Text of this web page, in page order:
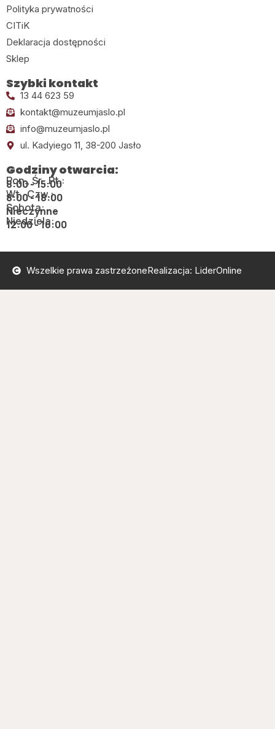
Polityka prywatności
CITiK
Deklaracja dostępności
Sklep
Szybki kontakt
13 44 623 59
kontakt@muzeumjaslo.pl
info@muzeumjaslo.pl
ul. Kadyiego 11, 38-200 Jasło
Godziny otwarcia:
Pon., Śr., Pt.:
8:00 - 15:00
Wt., Czw.:
8:00 - 18:00
Sobota:
Nieczynne
Niedziela:
12:00 - 16:00
Wszelkie prawa zastrzeżoneRealizacja: LiderOnline